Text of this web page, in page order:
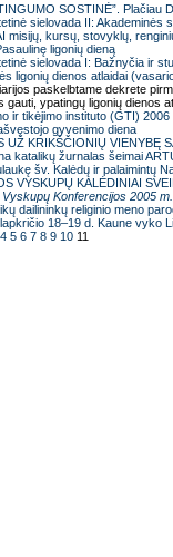
SOSTINĖ”. Plačiau
sielovada II: Akademinės
misijų, kursų, stovyklų,
ligonių dieną
sielovada I: Bažnyčia ir
ligonių dienos atlaidai
paskelbtame dekrete
gauti, ypatingų ligonių dienos
ir tikėjimo instituto (GTI)
gyvenimo diena
UŽ KRIKŠČIONIŲ VIENYBĘ
katalikų žurnalas šeimai
šv. Kalėdų ir palaimintų
VYSKUPŲ KALĖDINIAI
Konferencijos 2005
dailininkų religinio meno
18–19 d. Kaune vyko
4 5 6 7 8 9 10 11